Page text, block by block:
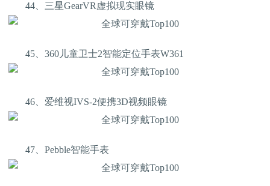
44、三星GearVR虚拟现实眼镜
45、360儿童卫士2智能定位手表W361
46、爱维视IVS-2便携3D视频眼镜
47、Pebble智能手表